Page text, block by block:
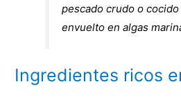
pescado crudo o
envuelto en algas
Ingredientes ricos